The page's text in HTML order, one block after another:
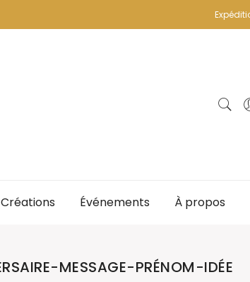
Créations Événements À propos
MESSAGE-PRÉNOM-IDÉE